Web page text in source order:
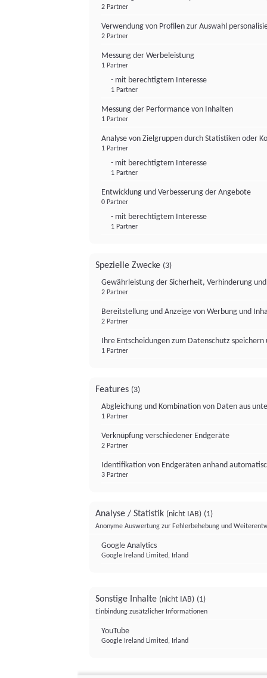
2 Partner
Verwendung von Profilen zur Auswahl
2 Partner
Messung der Werbeleistung
1 Partner
- mit berechtigtem Interesse
1 Partner
Messung der Performance von Inhalten
1 Partner
Analyse von Zielgruppen durch Statistiken oder
1 Partner
- mit berechtigtem Interesse
1 Partner
Entwicklung und Verbesserung der Angebote
0 Partner
- mit berechtigtem Interesse
1 Partner
Spezielle Zwecke (3)
Gewährleistung der Sicherheit, Verhinderung
2 Partner
Bereitstellung und Anzeige von Werbung und
2 Partner
Ihre Entscheidungen zum Datenschutz
1 Partner
Features (3)
Abgleichung und Kombination von Daten aus
1 Partner
Verknüpfung verschiedener Endgeräte
2 Partner
Identifikation von Endgeräten anhand
3 Partner
Analyse / Statistik (nicht IAB) (1)
Anonyme Auswertung zur Fehlerbehebung und
Google Analytics
Google Ireland Limited, Irland
Sonstige Inhalte (nicht IAB) (1)
Einbindung zusätzlicher Informationen
YouTube
Google Ireland Limited, Irland